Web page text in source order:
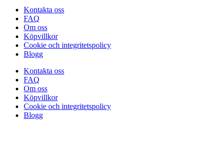
Kontakta oss
FAQ
Om oss
Köpvillkor
Cookie och integritetspolicy
Blogg
Kontakta oss
FAQ
Om oss
Köpvillkor
Cookie och integritetspolicy
Blogg